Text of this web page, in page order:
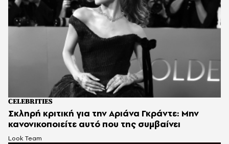
CELEBRITIES
Σκληρή κριτική για την Αριάνα Γκράντε: Μην
κανονικοποιείτε αυτό που της συμβαίνει
Look Team